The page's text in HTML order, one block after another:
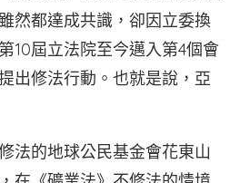
然都達成共識，卻因立委換
10屆立法院至今邁入第4個會
出修法行動。也就是說，亞
法的地球公民基金會花東山